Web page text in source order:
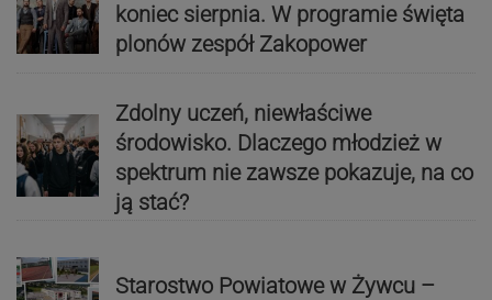
koniec sierpnia. W programie święta
plonów zespół Zakopower
Zdolny uczeń, niewłaściwe
środowisko. Dlaczego młodzież w
spektrum nie zawsze pokazuje, na co
ją stać?
Starostwo Powiatowe w Żywcu –